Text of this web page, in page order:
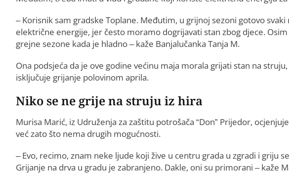
– Korisnik sam gradske Toplane. Međutim, u grijnoj sezoni gotovo
električne energije, jer često moramo dogrijavati stan zbog djece.
grejne sezone kada je hladno – kaže Banjalučanka Tanja M.
Ona podsjeća da je ove godine većinu maja morala grijati stan na
isključuje grijanje polovinom aprila.
Niko se ne grije na struju iz hira
Murisa Marić, iz Udruženja za zaštitu potrošača “Don” Prijedor,
već zato što nema drugih mogućnosti.
– Evo, recimo, znam neke ljude koji žive u centru grada u zgradi i griju
Grijanje na drva u gradu je zabranjeno. Dakle, oni su primorani – kaže